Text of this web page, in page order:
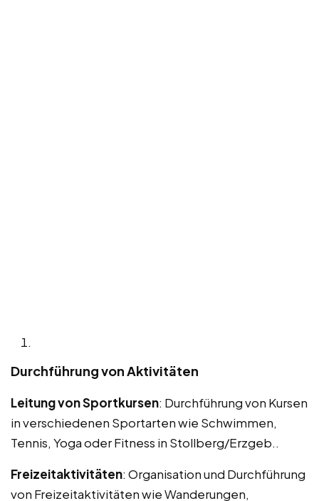
Durchführung von Aktivitäten
Leitung von Sportkursen: Durchführung von Kursen
in verschiedenen Sportarten wie Schwimmen,
Tennis, Yoga oder Fitness in Stollberg/Erzgeb..
Freizeitaktivitäten: Organisation und Durchführung
von Freizeitaktivitäten wie Wanderungen,